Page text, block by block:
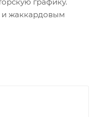
и жаккардовым